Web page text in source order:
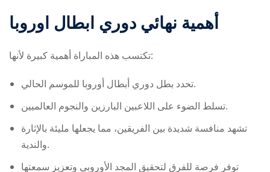
أهمية نهائي دوري ابطال اوروبا
تكتسب هذه المباراة أهمية كبيرة لأنها:
تحدد بطل دوري أبطال أوروبا للموسم الحالي.
تسلط الضوء على اللاعبين البارزين والنجوم العالميين.
تشهد منافسة شديدة بين الفريقين، مما يجعلها مليئة بالإثارة
والندية.
توفر فرصة للفرق لتحقيق المجد الأوروبي وتعزيز سمعتها